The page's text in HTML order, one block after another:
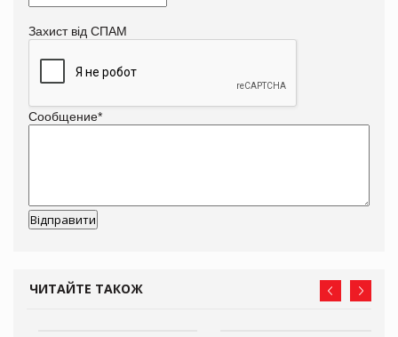
Захист від СПАМ
Сообщение*
ЧИТАЙТЕ ТАКОЖ